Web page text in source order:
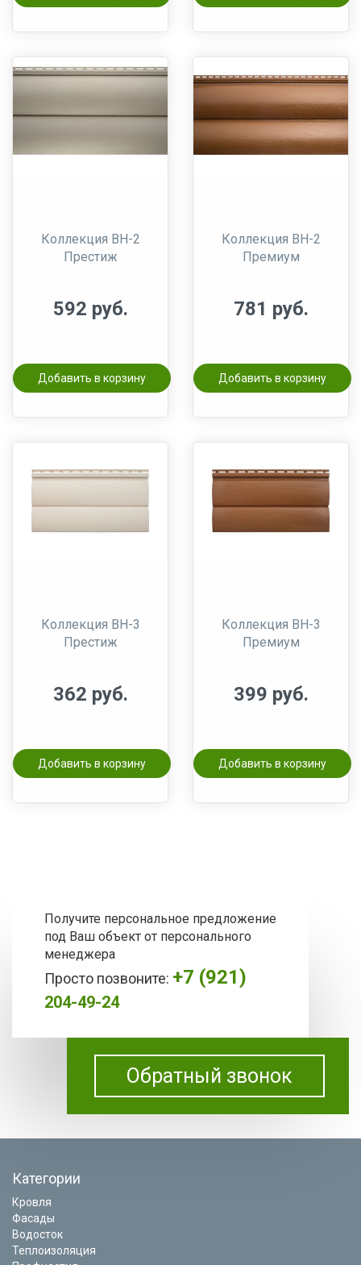
Коллекция BH-2
Престиж
592 руб.
Добавить в корзину
Коллекция BH-2
Премиум
781 руб.
Добавить в корзину
Коллекция BH-3
Престиж
362 руб.
Добавить в корзину
Коллекция BH-3
Премиум
399 руб.
Добавить в корзину
Получите персональное предложение
под Ваш объект от персонального
менеджера
Просто позвоните: +7 (921)
204-49-24
Обратный звонок
Категории
Кровля
Фасады
Водосток
Теплоизоляция